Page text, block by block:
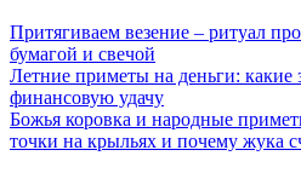
Притягиваем везение – ритуал
бумагой и свечой
Летние приметы на деньги: какие
финансовую удачу
Божья коровка и народные
точки на крыльях и почему жука